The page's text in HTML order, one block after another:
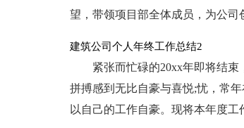
望，带领项目部全体成员，为公司
建筑公司个人年终工作总结2
紧张而忙碌的20xx年即将结
拼搏感到无比自豪与喜悦;忧，常
以自己的工作自豪。现将本年度工